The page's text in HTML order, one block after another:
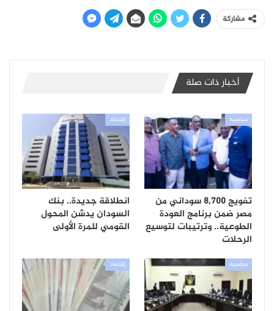
مشاركة
أخبار ذات صلة
سياسية
تفويج 8,700 سوداني من
مصر ضمن برنامج العودة
الطوعية.. وترتيبات لتوسيع
الرحلات
إقتصاد
انطلاقة جديدة.. بنك
السودان يدشن المحول
القومي للمرة الأولى
سياسية إقتصاد